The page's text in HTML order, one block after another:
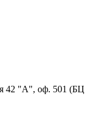
42 "А", оф. 501 (БЦ